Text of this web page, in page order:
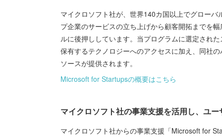
マイクロソフト社が、世界140カ国以上でグロー
プ企業のサービスの立ち上げから顧客開拓までを
ルに後押ししています。当プログラムに選定され
保有するテクノロジーへのアクセスに加え、同社
ソースが提供されます。
Microsoft for Startupsの概要はこちら
マイクロソフト社の事業支援を活用し、ユ
マイクロソフト社からの事業支援「Microsoft for